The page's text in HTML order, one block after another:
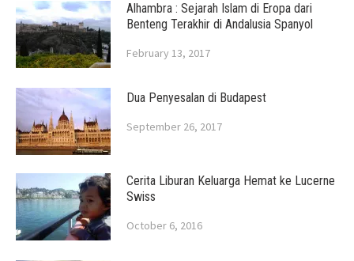
Alhambra : Sejarah Islam di Eropa dari
Benteng Terakhir di Andalusia Spanyol
February 13, 2017
Dua Penyesalan di Budapest
September 26, 2017
Cerita Liburan Keluarga Hemat ke Lucerne
Swiss
October 6, 2016